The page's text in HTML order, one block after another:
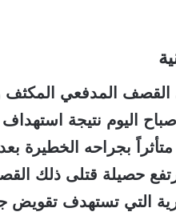
المدفعي المكثف
اليوم نتيجة استهداف
بجراحه الخطيرة بعد
حصيلة قتلى ذلك
التي تستهدف تقويض